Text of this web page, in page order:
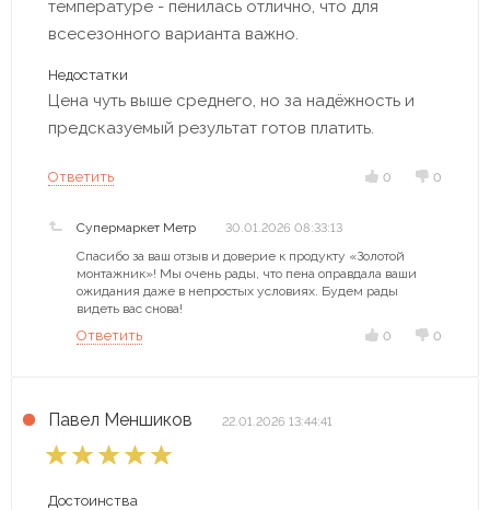
температуре - пенилась отлично, что для
всесезонного варианта важно.
Недостатки
Цена чуть выше среднего, но за надёжность и
предсказуемый результат готов платить.
Ответить 0 0
Супермаркет Метр 30.01.2026 08:33:13
Спасибо за ваш отзыв и доверие к продукту «Золотой
монтажник»! Мы очень рады, что пена оправдала ваши
ожидания даже в непростых условиях. Будем рады
видеть вас снова!
Ответить 0 0
Павел Меншиков 22.01.2026 13:44:41
Достоинства